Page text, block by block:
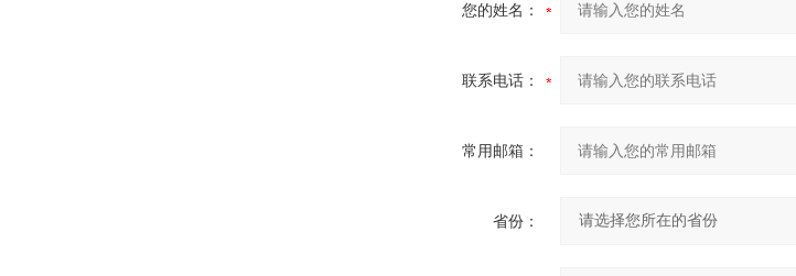
您的姓名：
联系电话：
常用邮箱：
省份：